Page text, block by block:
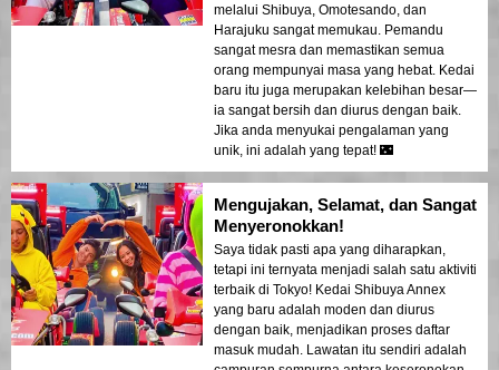
melalui Shibuya, Omotesando, dan
Harajuku sangat memukau. Pemandu
sangat mesra dan memastikan semua
orang mempunyai masa yang hebat. Kedai
baru itu juga merupakan kelebihan besar—
ia sangat bersih dan diurus dengan baik.
Jika anda menyukai pengalaman yang
unik, ini adalah yang tepat! 🌃
Mengujakan, Selamat, dan Sangat
Menyeronokkan!
Saya tidak pasti apa yang diharapkan,
tetapi ini ternyata menjadi salah satu aktiviti
terbaik di Tokyo! Kedai Shibuya Annex
yang baru adalah moden dan diurus
dengan baik, menjadikan proses daftar
masuk mudah. Lawatan itu sendiri adalah